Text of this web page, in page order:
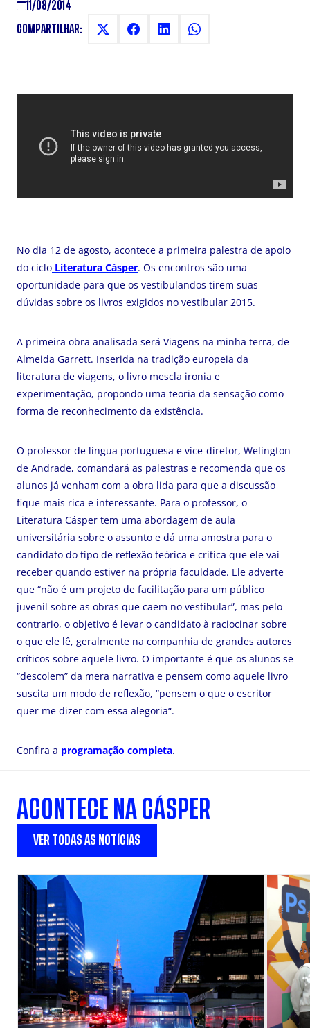
11/08/2014
COMPARTILHAR:
No dia 12 de agosto, acontece a primeira palestra de apoio
do ciclo Literatura Cásper. Os encontros são uma
oportunidade para que os vestibulandos tirem suas
dúvidas sobre os livros exigidos no vestibular 2015.
A primeira obra analisada será Viagens na minha terra, de
Almeida Garrett. Inserida na tradição europeia da
literatura de viagens, o livro mescla ironia e
experimentação, propondo uma teoria da sensação como
forma de reconhecimento da existência.
O professor de língua portuguesa e vice-diretor, Welington
de Andrade, comandará as palestras e recomenda que os
alunos já venham com a obra lida para que a discussão
fique mais rica e interessante. Para o professor, o
Literatura Cásper tem uma abordagem de aula
universitária sobre o assunto e dá uma amostra para o
candidato do tipo de reflexão teórica e critica que ele vai
receber quando estiver na própria faculdade. Ele adverte
que “não é um projeto de facilitação para um público
juvenil sobre as obras que caem no vestibular”, mas pelo
contrario, o objetivo é levar o candidato à raciocinar sobre
o que ele lê, geralmente na companhia de grandes autores
críticos sobre aquele livro. O importante é que os alunos se
“descolem” da mera narrativa e pensem como aquele livro
suscita um modo de reflexão, “pensem o que o escritor
quer me dizer com essa alegoria“.
Confira a programação completa.
ACONTECE NA CÁSPER
VER TODAS AS NOTÍCIAS